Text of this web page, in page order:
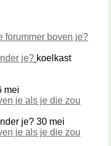
forummer boven je?
je? koelkast
mei
je als je die zou
je? 30 mei
je als je die zou